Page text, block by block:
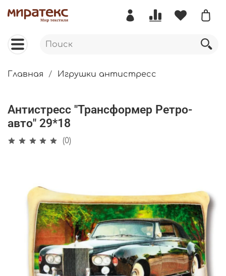
Главная Игрушки антистресс
Антистресс "Трансформер Ретро-
авто" 29*18
(0)